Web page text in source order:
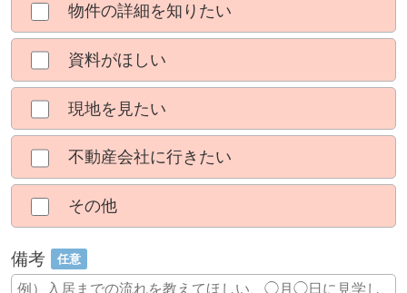
物件の詳細を知りたい
資料がほしい
現地を見たい
不動産会社に行きたい
その他
備考 任意